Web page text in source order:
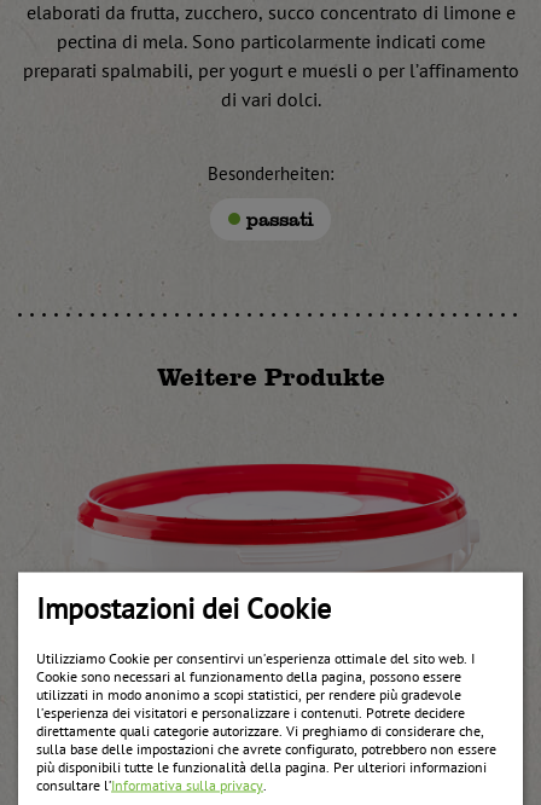
Impostazioni dei Cookie
Utilizziamo Cookie per consentirvi un’esperienza ottimale del sito web. I
Cookie sono necessari al funzionamento della pagina, possono essere
utilizzati in modo anonimo a scopi statistici, per rendere più gradevole
l’esperienza dei visitatori e personalizzare i contenuti. Potrete decidere
direttamente quali categorie autorizzare. Vi preghiamo di considerare che,
sulla base delle impostazioni che avrete configurato, potrebbero non essere
più disponibili tutte le funzionalità della pagina. Per ulteriori informazioni
consultare l’Informativa sulla privacy
elaborati da frutta, zucchero, succo concentrato di limone e
pectina di mela. Sono particolarmente indicati come
preparati spalmabili, per yogurt e muesli o per l’affinamento
di vari dolci.
Besonderheiten:
passati
Weitere Produkte